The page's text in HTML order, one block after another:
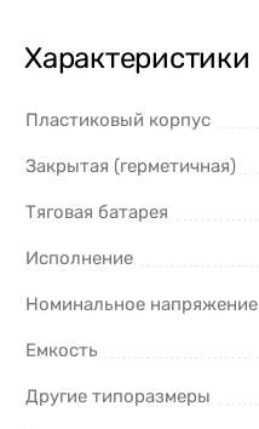
Характеристики
Пластиковый корпус
Закрытая (герметичная)
Тяговая батарея
Исполнение
Номинальное напряжение
Емкость
Другие типоразмеры